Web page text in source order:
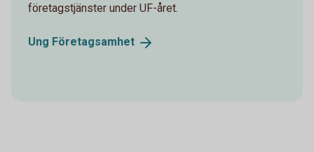
företagstjänster under UF-året.
Ung Företagsamhet